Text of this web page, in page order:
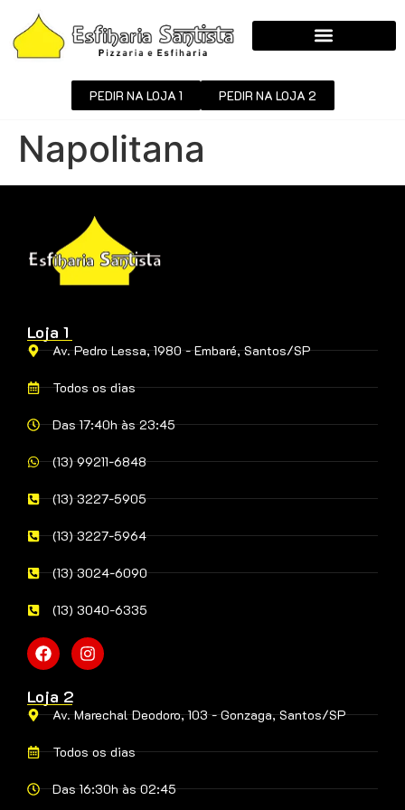
PEDIR NA LOJA 1 PEDIR NA LOJA 2
Napolitana
Loja 1
Av. Pedro Lessa, 1980 - Embaré, Santos/SP
Todos os dias
Das 17:40h às 23:45
(13) 99211-6848
(13) 3227-5905
(13) 3227-5964
(13) 3024-6090
(13) 3040-6335
Loja 2
Av. Marechal Deodoro, 103 - Gonzaga, Santos/SP
Todos os dias
Das 16:30h às 02:45